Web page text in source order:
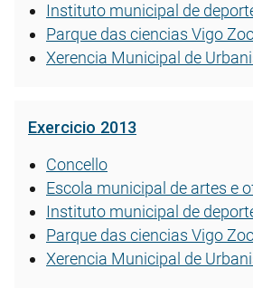
Instituto municipal de
Parque das ciencias Vigo
Xerencia Municipal de
Exercicio 2013
Concello
Escola municipal de artes e
Instituto municipal de
Parque das ciencias Vigo
Xerencia Municipal de